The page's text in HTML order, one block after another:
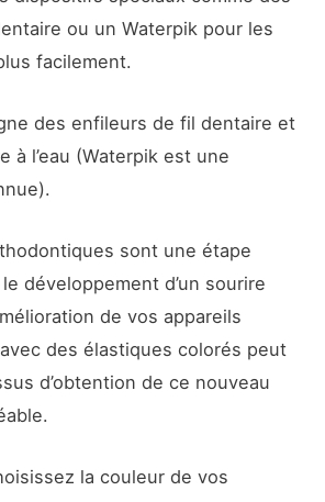
ou un Waterpik pour les
facilement.
des enfileurs de fil dentaire et
à l’eau (Waterpik est une
sont une étape
développement d’un sourire
de vos appareils
des élastiques colorés peut
d’obtention de ce nouveau
la couleur de vos